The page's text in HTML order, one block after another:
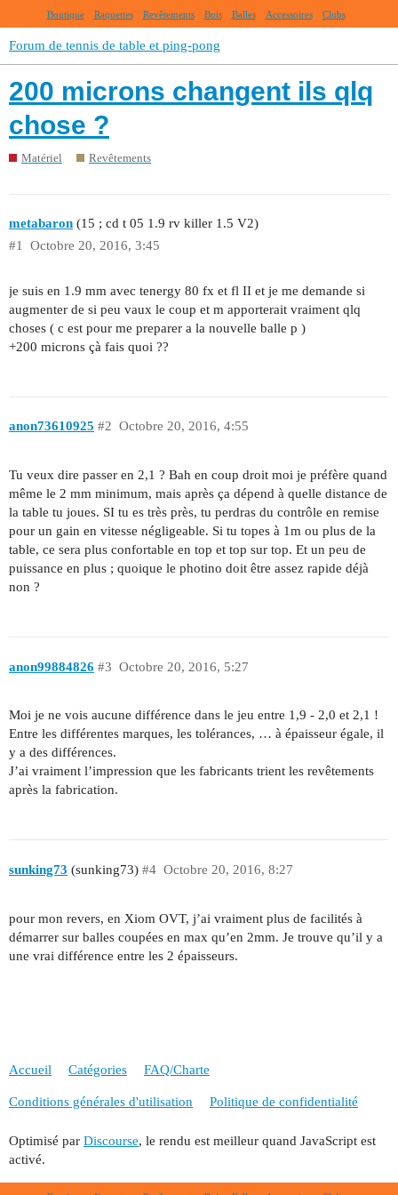
Boutique Raquettes Revêtements Bois Balles Accessoires Clubs
Forum de tennis de table et ping-pong
200 microns changent ils qlq
chose ?
Matériel Revêtements
metabaron (15 ; cd t 05 1.9 rv killer 1.5 V2)
Octobre 20, 2016, 3:45
#1
je suis en 1.9 mm avec tenergy 80 fx et fl II et je me demande si
augmenter de si peu vaux le coup et m apporterait vraiment qlq
choses ( c est pour me preparer a la nouvelle balle p )
+200 microns çà fais quoi ??
anon73610925 Octobre 20, 2016, 4:55
#2
Tu veux dire passer en 2,1 ? Bah en coup droit moi je préfère quand
même le 2 mm minimum, mais après ça dépend à quelle distance de
la table tu joues. SI tu es très près, tu perdras du contrôle en remise
pour un gain en vitesse négligeable. Si tu topes à 1m ou plus de la
table, ce sera plus confortable en top et top sur top. Et un peu de
puissance en plus ; quoique le photino doit être assez rapide déjà
non ?
anon99884826 Octobre 20, 2016, 5:27
#3
Moi je ne vois aucune différence dans le jeu entre 1,9 - 2,0 et 2,1 !
Entre les différentes marques, les tolérances, … à épaisseur égale, il
y a des différences.
J’ai vraiment l’impression que les fabricants trient les revêtements
après la fabrication.
sunking73 (sunking73) Octobre 20, 2016, 8:27
#4
pour mon revers, en Xiom OVT, j’ai vraiment plus de facilités à
démarrer sur balles coupées en max qu’en 2mm. Je trouve qu’il y a
une vrai différence entre les 2 épaisseurs.
Accueil Catégories FAQ/Charte
Conditions générales d'utilisation Politique de confidentialité
Optimisé par Discourse, le rendu est meilleur quand JavaScript est
activé.